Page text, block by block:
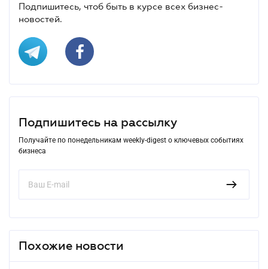
Подпишитесь, чтоб быть в курсе всех бизнес-
новостей.
Подпишитесь на рассылку
Получайте по понедельникам weekly-digest о ключевых событиях
бизнеса
Похожие новости